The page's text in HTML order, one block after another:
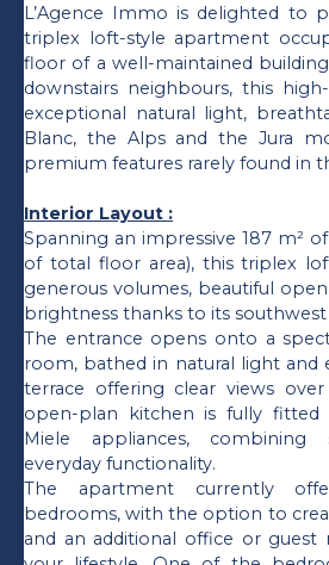
L’Agence Immo is delighted to
triplex loft-style apartment
floor of a well-maintained
downstairs neighbours, this
exceptional natural light,
Blanc, the Alps and the Jura
premium features rarely found in
Interior Layout :
Spanning an impressive 187 m²
of total floor area), this triplex
generous volumes, beautiful
brightness thanks to its southwest
The entrance opens onto a
room, bathed in natural light and
terrace offering clear views
open-plan kitchen is fully fitted
Miele appliances,
everyday functionality.
The apartment currently
bedrooms, with the option to
and an additional office or